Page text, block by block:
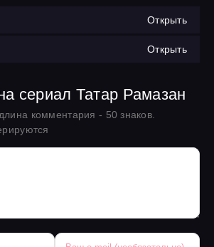
Открыть
Открыть
сериал Татар Рамазан
комментария - 50 знаков.